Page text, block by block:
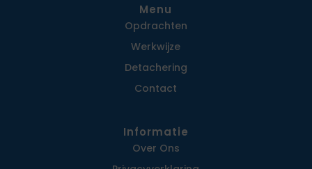
Menu
Opdrachten
Werkwijze
Detachering
Contact
Informatie
Over Ons